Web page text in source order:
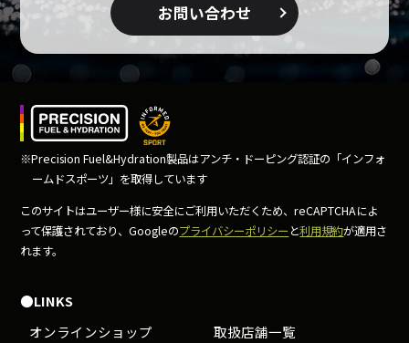
お問い合わせ
※Precision Fuel&Hydration製品はアンチ・ドーピング認証の「インフォ
ームドスポーツ」を取得しています
このサイトはユーザー様に安全にご利用いただくため、reCAPTCHAによ
って保護されており、Googleのプライバシーポリシー と利用規約が適用さ
れます。
●LINKS
オンラインショップ
取扱店舗一覧